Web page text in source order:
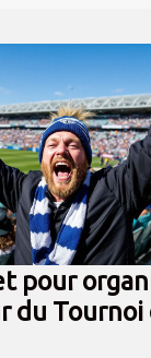
pour
du Tournoi